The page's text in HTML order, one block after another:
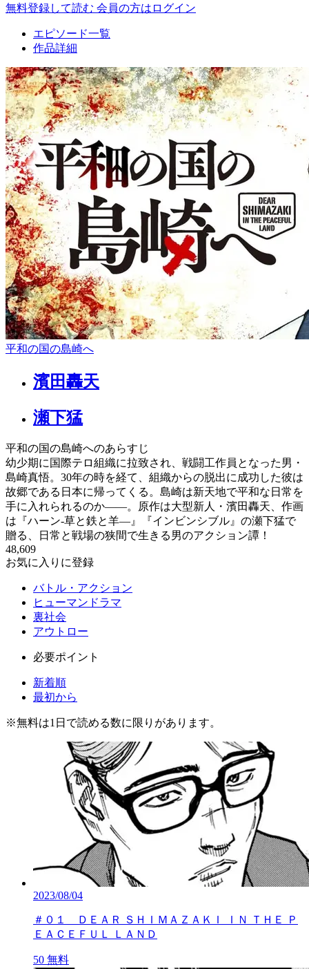
無料登録して読む 会員の方はログイン
エピソード一覧
作品詳細
平和の国の島崎へ
濱田轟天
瀬下猛
平和の国の島崎へのあらすじ
幼少期に国際テロ組織に拉致され、戦闘工作員となった男・
島崎真悟。30年の時を経て、組織からの脱出に成功した彼は
故郷である日本に帰ってくる。島崎は新天地で平和な日常を
手に入れられるのか――。原作は大型新人・濱田轟天、作画
は『ハーン‐草と鉄と羊—』『インビンシブル』の瀬下猛で
贈る、日常と戦場の狭間で生きる男のアクション譚！
48,609
お気に入りに登録
バトル・アクション
ヒューマンドラマ
裏社会
アウトロー
必要ポイント
新着順
最初から
※無料は1日で読める数に限りがあります。
2023/08/04
＃０１ ＤＥＡＲ ＳＨＩＭＡＺＡＫＩ ＩＮ ＴＨＥ Ｐ
ＥＡＣＥＦＵＬ ＬＡＮＤ
50 無料